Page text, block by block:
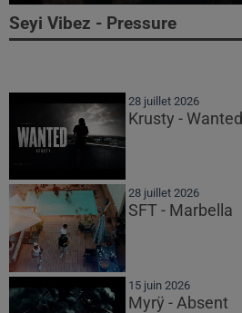
Seyi Vibez - Pressure
28 juillet 2026
Krusty - Wanted
28 juillet 2026
SFT - Marbella
15 juin 2026
Myrÿ - Absent